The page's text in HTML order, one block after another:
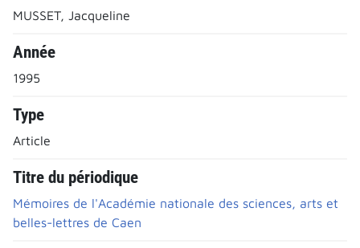
MUSSET, Jacqueline
Année
1995
Type
Article
Titre du périodique
Mémoires de l'Académie nationale des sciences, arts et
belles-lettres de Caen